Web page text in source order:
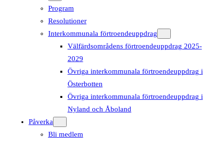
Program
Resolutioner
Interkommunala förtroendeuppdrag
Välfärdsområdens förtroendeuppdrag 2025-
2029
Övriga interkommunala förtroendeuppdrag i
Österbotten
Övriga interkommunala förtroendeuppdrag i
Nyland och Åboland
Påverka
Bli medlem